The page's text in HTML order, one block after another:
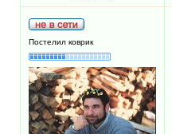
Постелил коврик